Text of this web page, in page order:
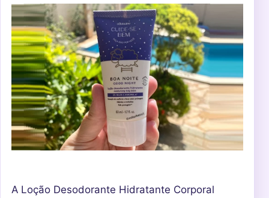
A Loção Desodorante Hidratante Corporal